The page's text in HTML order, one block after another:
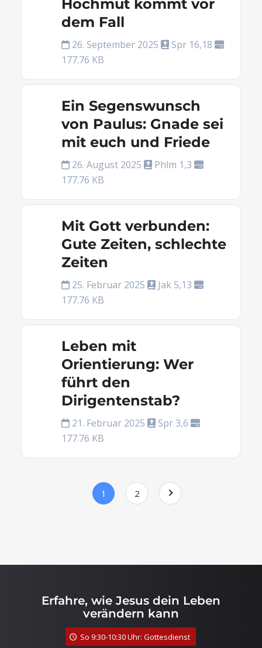
Hochmut kommt vor
dem Fall
26. September 2025
Spr 16,18
177.76 KB
Ein Segenswunsch
von Paulus: Gnade sei
mit euch und Friede
26. August 2025
Phlm 1,3
177.76 KB
Mit Gott verbunden:
Gute Zeiten, schlechte
Zeiten
25. Februar 2025
Jak 5,13
177.76 KB
Leben mit
Orientierung: Wer
führt den
Dirigentenstab?
21. Februar 2025
Spr 3,6
177.76 KB
1 2
Erfahre, wie Jesus dein Leben
verändern kann
So 9:30-10:30 Uhr: Gottesdienst